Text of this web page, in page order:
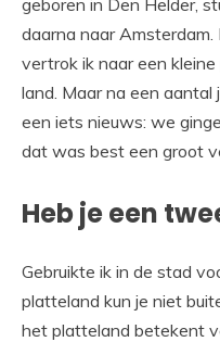
geboren in Den Helder,
daarna naar
vertrok ik naar een
land. Maar na een
een iets nieuws: we
dat was best een groot
Heb je een
Gebruikte ik in de stad
platteland kun je niet
het platteland betekent